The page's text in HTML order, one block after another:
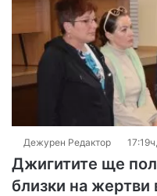
Дежурен Редактор
Джигитите ще
близки на жертви